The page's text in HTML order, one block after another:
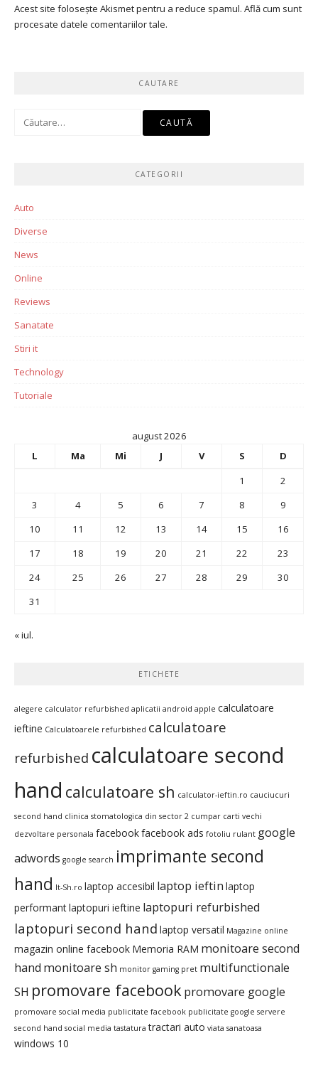
Acest site folosește Akismet pentru a reduce spamul. Află cum sunt
procesate datele comentariilor tale.
CAUTARE
Caută
CATEGORII
Auto
Diverse
News
Online
Reviews
Sanatate
Stiri it
Technology
Tutoriale
august 2026
L
Ma Mi J V S
D
1
2
3
4 5 6 7 8
9
10
11 12 13 14 15
16
17
18 19 20 21 22
23
24
25 26 27 28 29
30
31
« iul.
ETICHETE
alegere calculator refurbished aplicatii android apple calculatoare
ieftine Calculatoarele refurbished calculatoare
refurbished calculatoare second
hand calculatoare sh calculator-ieftin.ro cauciucuri
second hand clinica stomatologica din sector 2 cumpar carti vechi
dezvoltare personala facebookfacebook ads fotoliu rulant google
adwords google search imprimante second
hand It-Sh.ro laptop accesibil laptop ieftin laptop
performantlaptopuri ieftine laptopuri refurbished
laptopuri second hand laptop versatil Magazine online
magazin online facebook Memoria RAM monitoare second
hand monitoare sh monitor gaming pret multifunctionale
SH promovare facebookpromovare google
promovare social media publicitate facebook publicitate google servere
second hand social media tastatura tractari auto viata sanatoasa
windows 10